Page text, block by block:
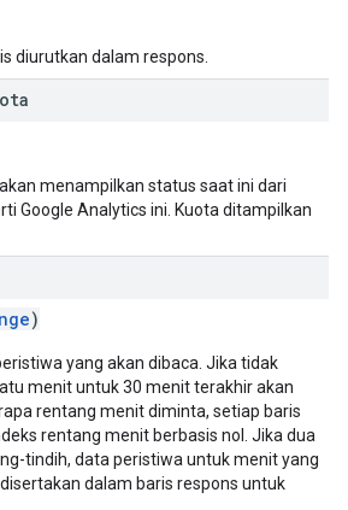
diurutkan dalam respons.
menampilkan status saat ini dari
Google Analytics ini. Kuota ditampilkan
)
yang akan dibaca. Jika tidak
menit untuk 30 menit terakhir akan
rentang menit diminta, setiap baris
rentang menit berbasis nol. Jika dua
tindih, data peristiwa untuk menit yang
dalam baris respons untuk